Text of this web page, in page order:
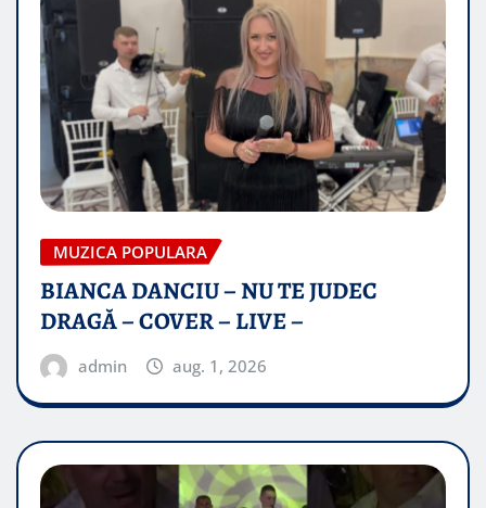
MUZICA POPULARA
BIANCA DANCIU – NU TE JUDEC
DRAGĂ – COVER – LIVE –
admin aug. 1, 2026